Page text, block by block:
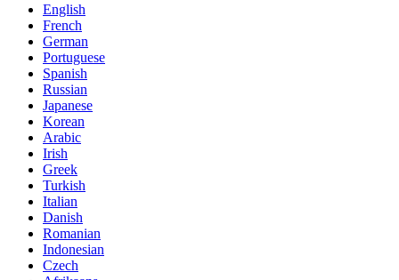
English
French
German
Portuguese
Spanish
Russian
Japanese
Korean
Arabic
Irish
Greek
Turkish
Italian
Danish
Romanian
Indonesian
Czech